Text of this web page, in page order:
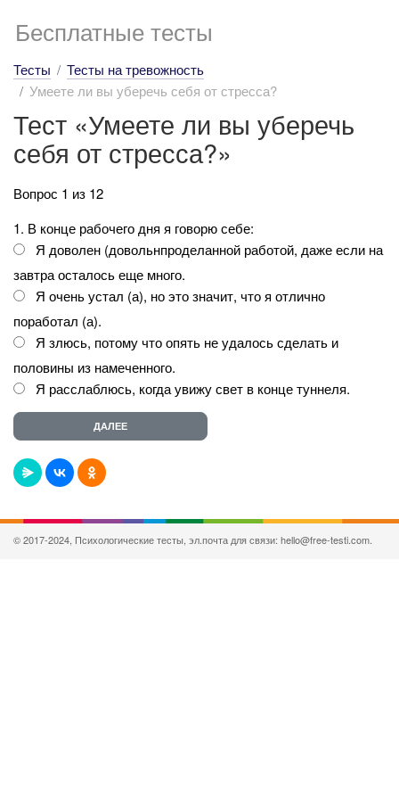
Бесплатные тесты
Тесты
Тесты на тревожность
Умеете ли вы уберечь себя от стресса?
Тест «Умеете ли вы уберечь
себя от стресса?»
Вопрос 1 из 12
1. В конце рабочего дня я говорю себе:
Я доволен (довольнпроделанной работой, даже если на
завтра осталось еще много.
Я очень устал (а), но это значит, что я отлично
поработал (а).
Я злюсь, потому что опять не удалось сделать и
половины из намеченного.
Я расслаблюсь, когда увижу свет в конце туннеля.
© 2017-2024, Психологические тесты, эл.почта для связи: hello@free-testi.com.